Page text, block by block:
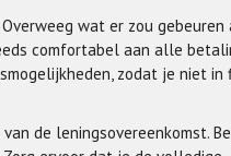
wat er zou gebeuren
comfortabel aan alle
zodat je niet in
de leningsovereenkomst.